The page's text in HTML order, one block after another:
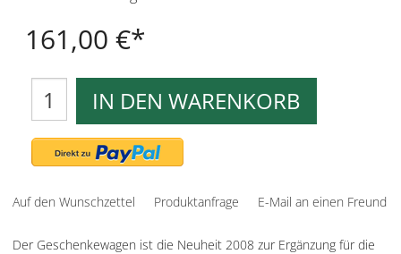
161,00 €
IN DEN WARENKORB
Auf den Wunschzettel Produktanfrage E-Mail an einen Freund
Der Geschenkewagen ist die Neuheit 2008 zur Ergänzung für die